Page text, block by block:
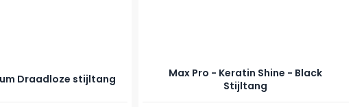
Draadloze stijltang
Max Pro - Keratin Shine - Black
Stijltang